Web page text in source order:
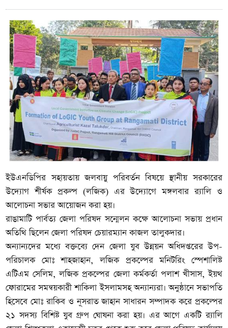
ইউএনডিপির সহায়তায় জলবায়ু পরিবর্তন বিষয়ে স্থানীয় সরকারের
উদ্যোগ শীর্ষক প্রকল্প (লজিক) এর উদ্যোগে মঙ্গলবার র‌্যালি ও
আলোচনা সভার আয়োজন করা হয়।
রাঙামাটি পার্বত্য জেলা পরিষদ সন্মেলন কক্ষে আলোচনা সভায় প্রধান
অতিথি ছিলেন জেলা পরিষদ চেয়ারম্যান কাজল তালুকদার।
অন্যান্যদের মধ্যে বক্তব্যে দেন জেলা যুব উন্নয়ন অধিদপ্তরের উপ-
পরিচালক মোঃ শাহজাহান, লজিক প্রকল্পের মনিটরিং স্পেশালিষ্ট
এটিএম সেলিম, লজিক প্রকল্পের জেলা কর্মকর্তা পলাশ খীসাস, ইয়থ
ফোরামের সমন্বয়কারী শাকিলা ইসলামসহ অন্যান্যরা। অনুষ্ঠানে সভাপতি
হিসেবে মোঃ রাকিব ও নূসরাত জাহান সাধারন সম্পাদক করে প্রকল্পের
২১ সদস্য বিশিষ্ট যুব গ্রুপ ঘোষনা করা হয়। এর আগে একটি র‌্যালি